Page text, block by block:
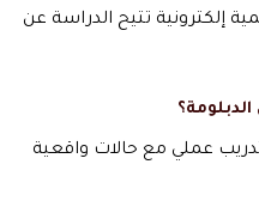
إلكترونية تتيح الدراسة عن
عملي مع حالات واقعية